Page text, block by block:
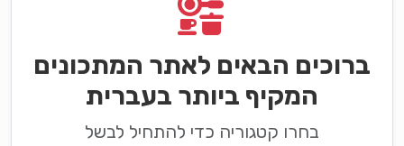
ברוכים הבאים לאתר המתכונים
המקיף ביותר בעברית
בחרו קטגוריה כדי להתחיל לבשל